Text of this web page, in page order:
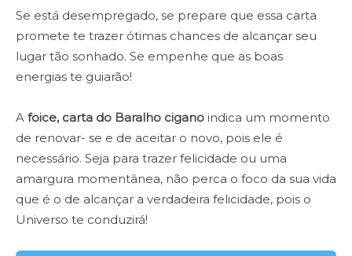
Se está desempregado, se prepare que essa carta
promete te trazer ótimas chances de alcançar seu
lugar tão sonhado. Se empenhe que as boas
energias te guiarão!
A foice, carta do Baralho cigano indica um momento
de renovar- se e de aceitar o novo, pois ele é
necessário. Seja para trazer felicidade ou uma
amargura momentânea, não perca o foco da sua vida
que é o de alcançar a verdadeira felicidade, pois o
Universo te conduzirá!